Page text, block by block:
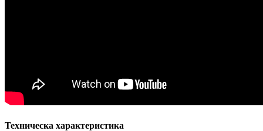
Техническа характеристика